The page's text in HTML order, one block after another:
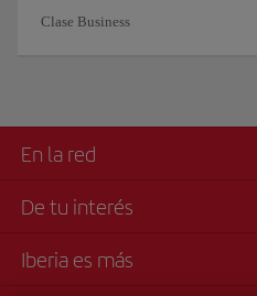
Clase Business
En la red
De tu interés
Iberia es más